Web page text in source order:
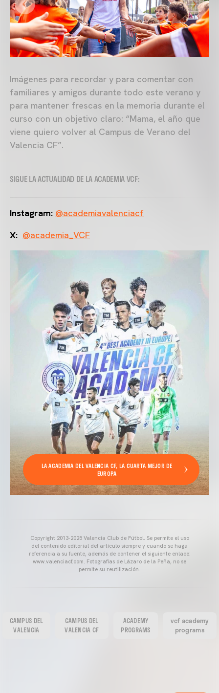
Imágenes para recordar y para comentar con
familiares y amigos durante todo este verano y
para mantener frescas en la memoria durante el
curso con un objetivo claro: “Mama, el año que
viene quiero volver al Campus de Verano del
Valencia CF”.
SIGUE LA ACTUALIDAD DE LA ACADEMIA VCF:
Instagram: @academiavalenciacf
X: @academia_VCF
LA ACADEMIA DEL VALENCIA CF, LA CUARTA MEJOR DE
EUROPA
Copyright 2013-2025 Valencia Club de Fútbol. Se permite el uso
del contenido editorial del artículo siempre y cuando se haga
referencia a su fuente, además de contener el siguiente enlace:
www.valenciacf.com. Fotografías de Lázaro de la Peña, no se
permite su reutilización.
CAMPUS DEL
VALENCIA
CAMPUS DEL
VALENCIA CF
ACADEMY
PROGRAMS
vcf academy
programs